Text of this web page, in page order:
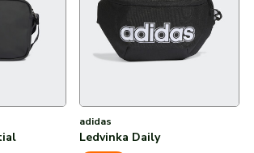
adidas
Ledvinka Daily